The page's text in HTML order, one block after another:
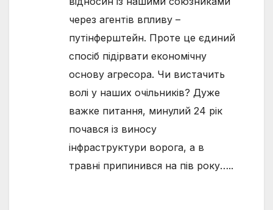
через агентів впливу –
путінферштейн. Проте це єдиний
спосіб підірвати економічну
основу агресора. Чи вистачить
волі у наших очільників? Дуже
важке питання, минулий 24 рік
почався із виносу
інфраструктури ворога, а в
травні припинився на пів року…..